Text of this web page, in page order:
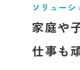
ソリューシ
家庭や
仕事も